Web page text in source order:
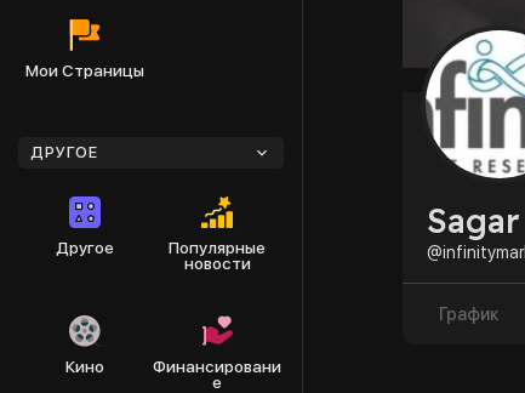
Мои Страницы
ДРУГОЕ
Другое
Популярные
новости
Кино
Финансировани
е
Sagar
График